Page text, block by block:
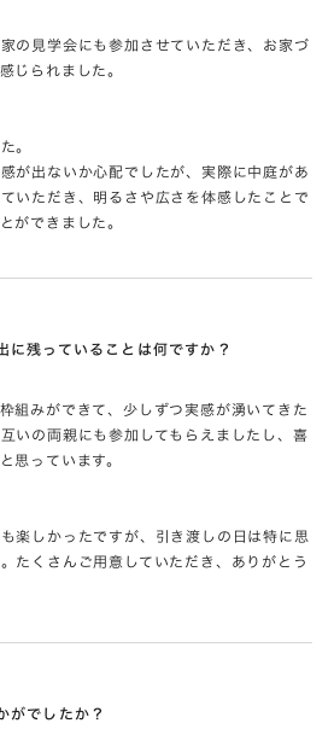
の見学会にも参加させていただき、お家づ
じられました。
。
が出ないか心配でしたが、実際に中庭があ
いただき、明るさや広さを体感したことで
ができました。
に残っていることは何ですか？
組みができて、少しずつ実感が湧いてきた
いの両親にも参加してもらえましたし、喜
思っています。
楽しかったですが、引き渡しの日は特に思
たくさんご用意していただき、ありがとう
がでしたか？